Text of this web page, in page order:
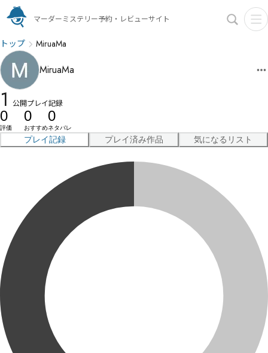
マーダーミステリー予約・レビューサイト
トップ MiruaMa
MiruaMa
1 公開プレイ記録
0
評価
0
おすすめ
0
ネタバレ
プレイ記録 プレイ済み作品 気になるリスト